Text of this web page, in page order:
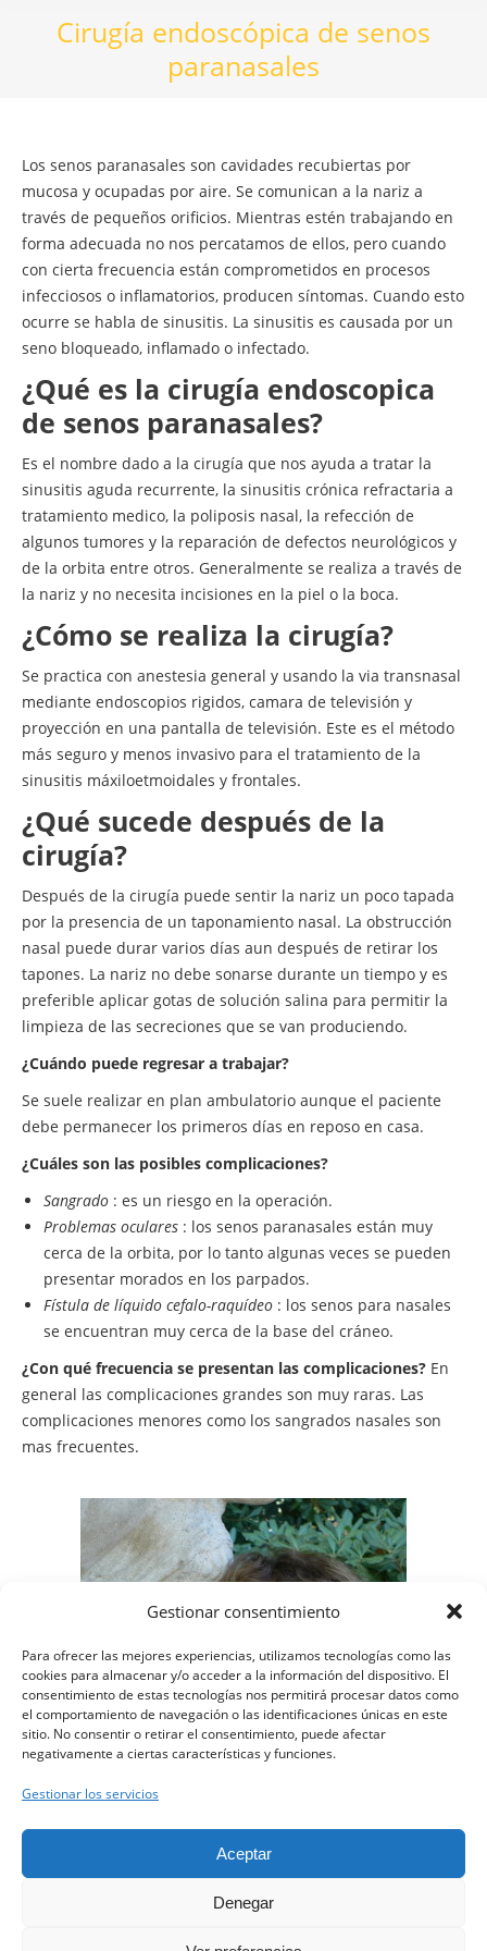
Gestionar consentimiento
Para ofrecer las mejores experiencias, utilizamos tecnologías como las
cookies para almacenar y/o acceder a la información del dispositivo. El
consentimiento de estas tecnologías nos permitirá procesar datos como
el comportamiento de navegación o las identificaciones únicas en este
sitio. No consentir o retirar el consentimiento, puede afectar
negativamente a ciertas características y funciones.
Gestionar los servicios
Aceptar
Denegar
Cirugía endoscópica de senos
paranasales
Los senos paranasales son cavidades recubiertas por
mucosa y ocupadas por aire. Se comunican a la nariz a
través de pequeños orificios. Mientras estén trabajando en
forma adecuada no nos percatamos de ellos, pero cuando
con cierta frecuencia están comprometidos en procesos
infecciosos o inflamatorios, producen síntomas. Cuando esto
ocurre se habla de sinusitis. La sinusitis es causada por un
seno bloqueado, inflamado o infectado.
¿Qué es la cirugía endoscopica
de senos paranasales?
Es el nombre dado a la cirugía que nos ayuda a tratar la
sinusitis aguda recurrente, la sinusitis crónica refractaria a
tratamiento medico, la poliposis nasal, la refección de
algunos tumores y la reparación de defectos neurológicos y
de la orbita entre otros. Generalmente se realiza a través de
la nariz y no necesita incisiones en la piel o la boca.
¿Cómo se realiza la cirugía?
Se practica con anestesia general y usando la via transnasal
mediante endoscopios rigidos, camara de televisión y
proyección en una pantalla de televisión. Este es el método
más seguro y menos invasivo para el tratamiento de la
sinusitis máxiloetmoidales y frontales.
¿Qué sucede después de la
cirugía?
Después de la cirugía puede sentir la nariz un poco tapada
por la presencia de un taponamiento nasal. La obstrucción
nasal puede durar varios días aun después de retirar los
tapones. La nariz no debe sonarse durante un tiempo y es
preferible aplicar gotas de solución salina para permitir la
limpieza de las secreciones que se van produciendo.
¿Cuándo puede regresar a trabajar?
Se suele realizar en plan ambulatorio aunque el paciente
debe permanecer los primeros días en reposo en casa.
¿Cuáles son las posibles complicaciones?
Sangrado : es un riesgo en la operación.
Problemas oculares : los senos paranasales están muy
cerca de la orbita, por lo tanto algunas veces se pueden
presentar morados en los parpados.
Fístula de líquido cefalo-raquídeo : los senos para nasales
se encuentran muy cerca de la base del cráneo.
¿Con qué frecuencia se presentan las complicaciones? En
general las complicaciones grandes son muy raras. Las
complicaciones menores como los sangrados nasales son
mas frecuentes.
Clínica Clarós ©
Aviso Legal